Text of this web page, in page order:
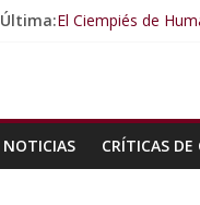
Última:El Ciempiés de
El Ciempiés de
NOTICIAS CRÍTICAS DE